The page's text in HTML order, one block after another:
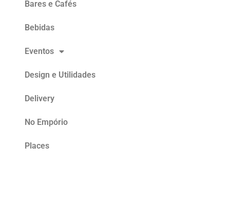
Bares e Cafés
Bebidas
Eventos
Design e Utilidades
Delivery
No Empório
Places